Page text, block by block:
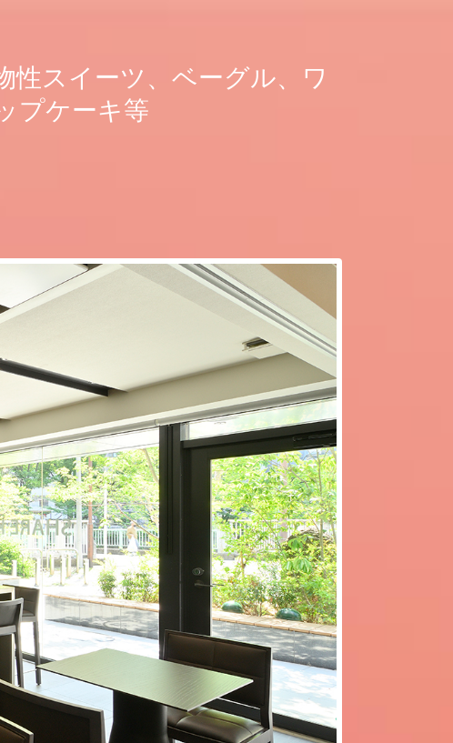
性スイーツ、ベーグル、ワ
プケーキ等